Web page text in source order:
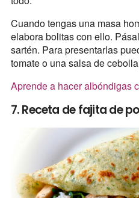
Cuando tengas una masa
elabora bolitas con ello.
sartén. Para presentarlas
tomate o una salsa de
Aprende a hacer albóndigas
7. Receta de fajita de